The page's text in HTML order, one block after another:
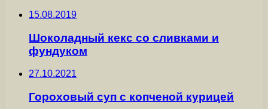
15.08.2019
Шоколадный кекс со сливками и
фундуком
27.10.2021
Гороховый суп с копченой курицей